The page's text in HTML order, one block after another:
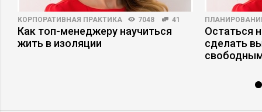
КОРПОРАТИВНАЯ ПРАКТИКА 7048 41
Как топ-менеджеру научиться
жить в изоляции
Остаться
сделать